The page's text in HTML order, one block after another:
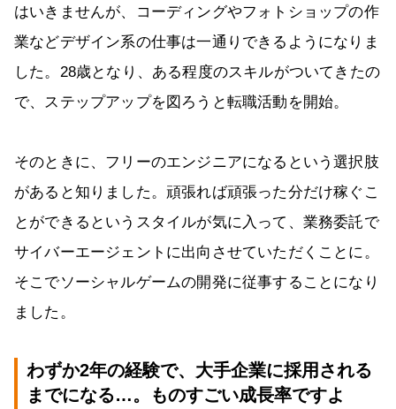
はいきませんが、コーディングやフォトショップの作
業などデザイン系の仕事は一通りできるようになりま
した。28歳となり、ある程度のスキルがついてきたの
で、ステップアップを図ろうと転職活動を開始。
そのときに、フリーのエンジニアになるという選択肢
があると知りました。頑張れば頑張った分だけ稼ぐこ
とができるというスタイルが気に入って、業務委託で
サイバーエージェントに出向させていただくことに。
そこでソーシャルゲームの開発に従事することになり
ました。
わずか2年の経験で、大手企業に採用される
までになる…。ものすごい成長率ですよ